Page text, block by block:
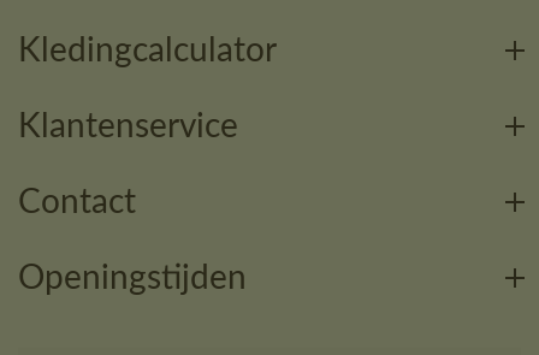
Kledingcalculator
Klantenservice
Contact
Openingstijden